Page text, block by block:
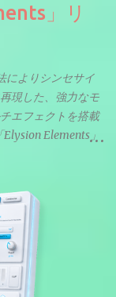
」リ
によりシンセサイ
現した、強力なモ
エフェクトを搭載
Elements」
す。複数の設定に
ルペジオがプロ
ペジオを切るこ
ブラリは、音を一
す。 しかし、
々な音源から、